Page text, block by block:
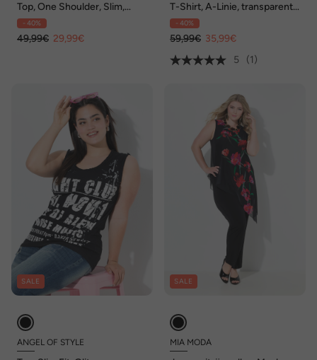
Top, One Shoulder, Slim,
Bindeband, ärmellos
- 40%
49,99€ 29,99€
T-Shirt, A-Linie, transparente
Spitze, blickdichtes Top
- 40%
59,99€ 35,99€
5
(1)
SALE
ANGEL OF STYLE
SALE
MIA MODA